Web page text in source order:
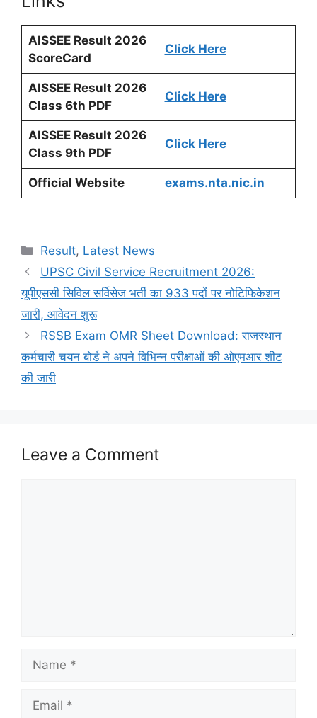
AISSEE Result 2026
ScoreCard
Click Here
AISSEE Result 2026
Class 6th PDF
Click Here
AISSEE Result 2026
Class 9th PDF
Click Here
Official Website exams.nta.nic.in
Categories
Result, Latest News
UPSC Civil Service Recruitment 2026:
यूपीएससी सिविल सर्विसेज भर्ती का 933 पदों पर नोटिफिकेशन
जारी, आवेदन शुरू
RSSB Exam OMR Sheet Download: राजस्थान
कर्मचारी चयन बोर्ड ने अपने विभिन्न परीक्षाओं की ओएमआर शीट
की जारी
Leave a Comment
Name
Email